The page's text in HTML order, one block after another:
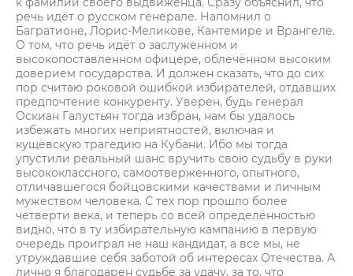
речь идёт о русском генерале. Напомнил о
Багратионе, Лорис-Меликове, Кантемире и Врангеле.
О том, что речь идёт о заслуженном и
высокопоставленном офицере, облечённом высоким
доверием государства. И должен сказать, что до сих
пор считаю роковой ошибкой избирателей, отдавших
предпочтение конкуренту. Уверен, будь генерал
Оскиан Галустьян тогда избран, нам бы удалось
избежать многих неприятностей, включая и
кущёвскую трагедию на Кубани. Ибо мы тогда
упустили реальный шанс вручить свою судьбу в руки
высококлассного, самоотверженного, опытного,
отличавшегося бойцовскими качествами и личным
мужеством человека. С тех пор прошло более
четверти века, и теперь со всей определённостью
видно, что в ту избирательную кампанию в первую
очередь проиграл не наш кандидат, а все мы, не
утруждавшие себя заботой об интересах Отечества. А
лично я благодарен судьбе за удачу, за то, что